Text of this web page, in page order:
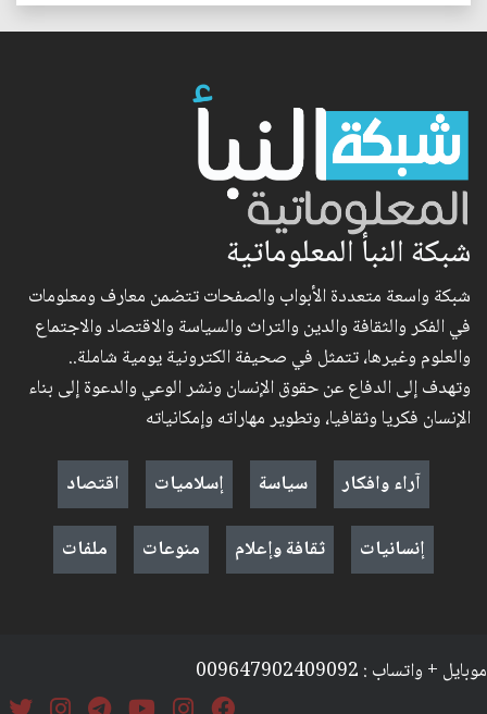
شبكة النبأ المعلوماتية
شبكة واسعة متعددة الأبواب والصفحات تتضمن معارف ومعلومات
في الفكر والثقافة والدين والتراث والسياسة والاقتصاد والاجتماع
والعلوم وغيرها، تتمثل في صحيفة الكترونية يومية شاملة..
وتهدف إلى الدفاع عن حقوق الإنسان ونشر الوعي والدعوة إلى بناء
الإنسان فكريا وثقافيا، وتطوير مهاراته وإمكانياته
آراء وافكار
سياسة إسلاميات
اقتصاد
إنسانيات
ثقافة وإعلام منوعات ملفات
موبايل + واتساب : 009647902409092